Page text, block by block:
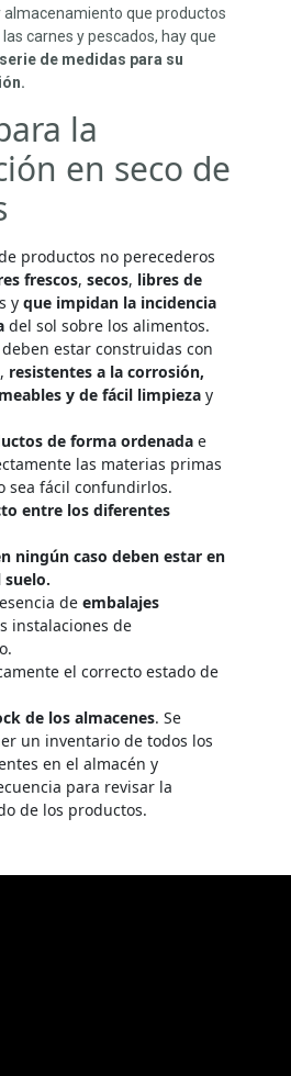
que productos
carnes y pescados, hay que
de medidas para su
la
en seco de
productos no perecederos
frescos, secos, libres de
y que impidan la incidencia
del sol sobre los alimentos.
deben estar construidas con
resistentes a la corrosión,
y de fácil limpieza y
de forma ordenada e
las materias primas
sea fácil confundirlos.
entre los diferentes
ningún caso deben estar en
de embalajes
instalaciones de
el correcto estado de
de los almacenes. Se
un inventario de todos los
en el almacén y
para revisar la
de los productos.